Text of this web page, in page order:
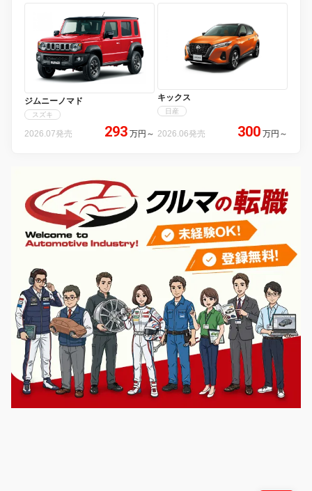
ジムニーノマド
スズキ
2026.07発売 293 万円 ～
キックス
日産
2026.06発売 300 万円 ～